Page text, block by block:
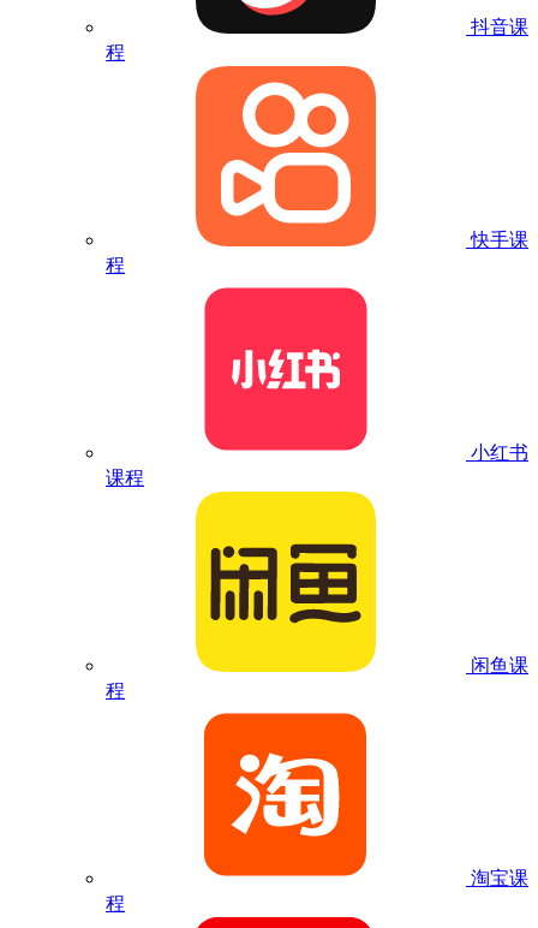
抖音课
程
快手课
程
小红书
课程
闲鱼课
程
淘宝课
程